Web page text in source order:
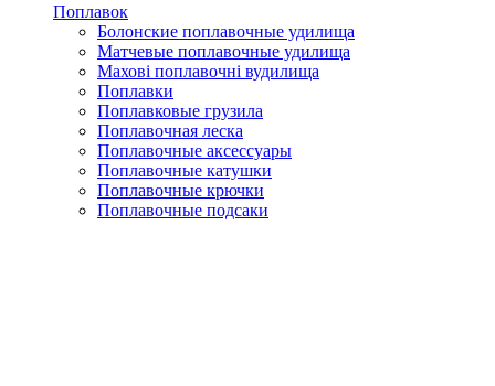
Поплавок
Болонские поплавочные удилища
Матчевые поплавочные удилища
Махові поплавочні вудилища
Поплавки
Поплавковые грузила
Поплавочная леска
Поплавочные аксессуары
Поплавочные катушки
Поплавочные крючки
Поплавочные подсаки